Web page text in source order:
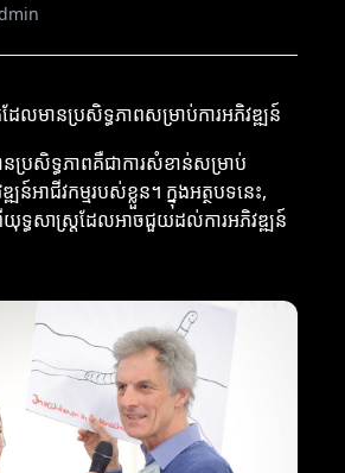
ដែលមានប្រសិទ្ធភាពសម្រាប់ការអភិវឌ្ឍន៍
នប្រសិទ្ធភាពគឺជាការសំខាន់សម្រាប់
អាជីវកម្មរបស់ខ្លួន។ ក្នុងអត្ថបទនេះ,
ធសាស្ត្រដែលអាចជួយដល់ការអភិវឌ្ឍន៍